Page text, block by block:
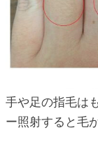
手や足の指毛は
ー照射すると毛